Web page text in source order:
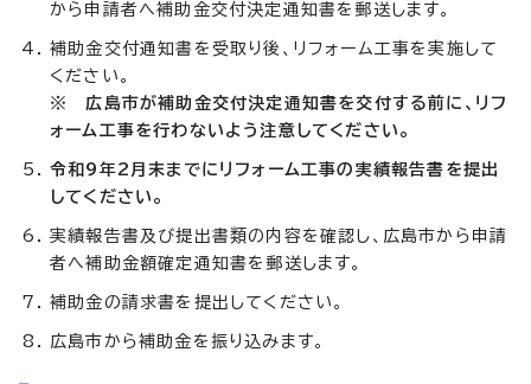
から申請者へ補助金交付決定通知書を郵送します。
補助金交付通知書を受取り後、リフォーム工事を実施して
ください。
※ 広島市が補助金交付決定通知書を交付する前に、リフ
ォーム工事を行わないよう注意してください。
令和9年2月末までにリフォーム工事の実績報告書を提出
してください。
実績報告書及び提出書類の内容を確認し、広島市から申請
者へ補助金額確定通知書を郵送します。
補助金の請求書を提出してください。
広島市から補助金を振り込みます。